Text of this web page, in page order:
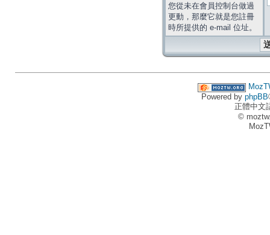
您從未在會員控制台做過
更動，那麼它就是您註冊
時所提供的 e-mail 位址。
Powered by phpBB
正體中文
©